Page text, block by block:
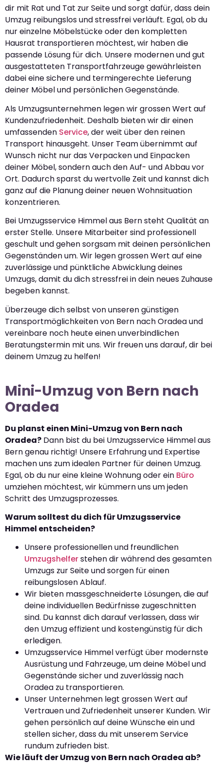
dir mit Rat und Tat zur Seite und sorgt dafür, dass dein
Umzug reibungslos und stressfrei verläuft. Egal, ob du
nur einzelne Möbelstücke oder den kompletten
Hausrat transportieren möchtest, wir haben die
passende Lösung für dich. Unsere modernen und gut
ausgestatteten Transportfahrzeuge gewährleisten
dabei eine sichere und termingerechte Lieferung
deiner Möbel und persönlichen Gegenstände.
Als Umzugsunternehmen legen wir grossen Wert auf
Kundenzufriedenheit. Deshalb bieten wir dir einen
umfassenden Service, der weit über den reinen
Transport hinausgeht. Unser Team übernimmt auf
Wunsch nicht nur das Verpacken und Einpacken
deiner Möbel, sondern auch den Auf- und Abbau vor
Ort. Dadurch sparst du wertvolle Zeit und kannst dich
ganz auf die Planung deiner neuen Wohnsituation
konzentrieren.
Bei Umzugsservice Himmel aus Bern steht Qualität an
erster Stelle. Unsere Mitarbeiter sind professionell
geschult und gehen sorgsam mit deinen persönlichen
Gegenständen um. Wir legen grossen Wert auf eine
zuverlässige und pünktliche Abwicklung deines
Umzugs, damit du dich stressfrei in dein neues Zuhause
begeben kannst.
Überzeuge dich selbst von unseren günstigen
Transportmöglichkeiten von Bern nach Oradea und
vereinbare noch heute einen unverbindlichen
Beratungstermin mit uns. Wir freuen uns darauf, dir bei
deinem Umzug zu helfen!
Mini-Umzug von Bern nach
Oradea
Du planst einen Mini-Umzug von Bern nach
Oradea? Dann bist du bei Umzugsservice Himmel aus
Bern genau richtig! Unsere Erfahrung und Expertise
machen uns zum idealen Partner für deinen Umzug.
Egal, ob du nur eine kleine Wohnung oder ein Büro
umziehen möchtest, wir kümmern uns um jeden
Schritt des Umzugsprozesses.
Warum solltest du dich für Umzugsservice
Himmel entscheiden?
Unsere professionellen und freundlichen
Umzugshelferstehen dir während des gesamten
Umzugs zur Seite und sorgen für einen
reibungslosen Ablauf.
Wir bieten massgeschneiderte Lösungen, die auf
deine individuellen Bedürfnisse zugeschnitten
sind. Du kannst dich darauf verlassen, dass wir
den Umzug effizient und kostengünstig für dich
erledigen.
Umzugsservice Himmel verfügt über modernste
Ausrüstung und Fahrzeuge, um deine Möbel und
Gegenstände sicher und zuverlässig nach
Oradea zu transportieren.
Unser Unternehmen legt grossen Wert auf
Vertrauen und Zufriedenheit unserer Kunden. Wir
gehen persönlich auf deine Wünsche ein und
stellen sicher, dass du mit unserem Service
rundum zufrieden bist.
Wie läuft der Umzug von Bern nach Oradea ab?